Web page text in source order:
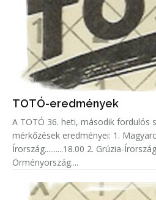
TOTÓ-eredmények
A TOTÓ 36. heti, második fordulós
mérkőzések eredményei: 1. Magyarország - Észak-
Írország..........18.00 2. Grúzia-
Örményország....